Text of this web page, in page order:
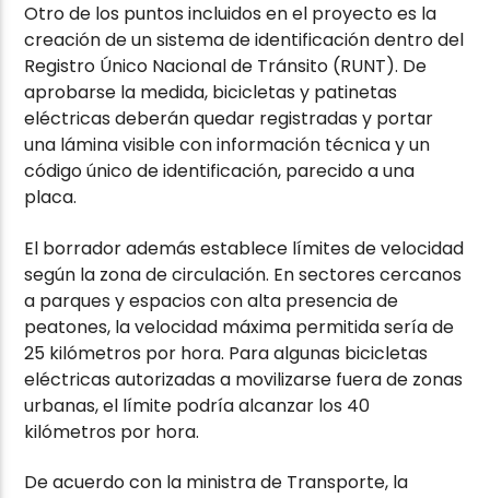
Otro de los puntos incluidos en el proyecto es la
creación de un sistema de identificación dentro del
Registro Único Nacional de Tránsito (RUNT). De
aprobarse la medida, bicicletas y patinetas
eléctricas deberán quedar registradas y portar
una lámina visible con información técnica y un
código único de identificación, parecido a una
placa.
El borrador además establece límites de velocidad
según la zona de circulación. En sectores cercanos
a parques y espacios con alta presencia de
peatones, la velocidad máxima permitida sería de
25 kilómetros por hora. Para algunas bicicletas
eléctricas autorizadas a movilizarse fuera de zonas
urbanas, el límite podría alcanzar los 40
kilómetros por hora.
De acuerdo con la ministra de Transporte, la